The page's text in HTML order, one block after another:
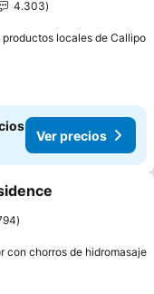
4.303
locales de Callipo
Ver precios
con chorros de hidromasaje